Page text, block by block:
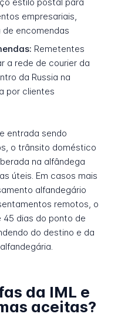
empresariais,
encomendas
Remetentes
a rede de courier da
da Russia na
por clientes
entrada sendo
o trânsito doméstico
na alfândega
úteis. Em casos mais
alfandegário
remotos, o
dias do ponto de
do destino e da
da IML e
aceitas?